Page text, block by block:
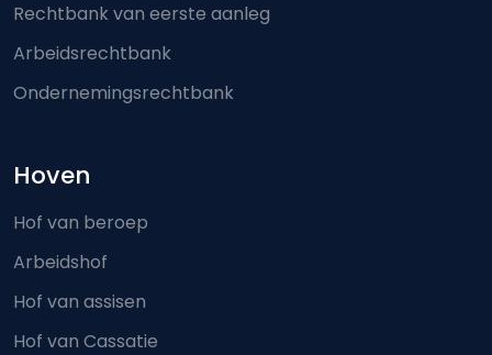
Rechtbank van eerste aanleg
Arbeidsrechtbank
Ondernemingsrechtbank
Hoven
Hof van beroep
Arbeidshof
Hof van assisen
Hof van Cassatie